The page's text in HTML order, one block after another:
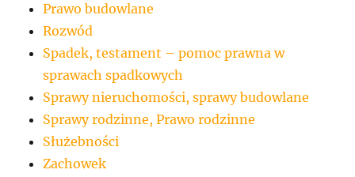
Prawo budowlane
Rozwód
Spadek, testament – pomoc prawna w
sprawach spadkowych
Sprawy nieruchomości, sprawy budowlane
Sprawy rodzinne, Prawo rodzinne
Służebności
Zachowek